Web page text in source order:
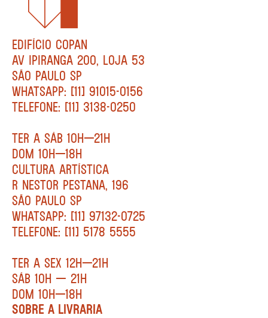
EDIFÍCIO COPAN
AV IPIRANGA 200, LOJA 53
SÃO PAULO SP
WHATSAPP: [11] 91015-0156
TELEFONE: [11] 3138-0250
TER A SÁB 10H—21H
DOM 10H—18H
CULTURA ARTÍSTICA
R NESTOR PESTANA, 196
SÃO PAULO SP
WHATSAPP: [11] 97132-0725
TELEFONE: [11] 5178 5555
TER A SEX 12H—21H
SÁB 10H — 21H
DOM 10H—18H
SOBRE A LIVRARIA